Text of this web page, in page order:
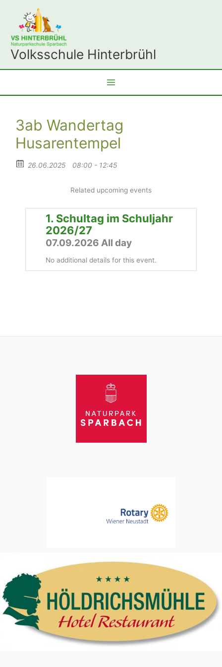
springen
Volksschule Hinterbrühl
3ab Wandertag
Husarentempel
26.06.2025 08:00 - 12:45
Related upcoming events
1. Schultag im Schuljahr
2026/27
07.09.2026 All day
No additional details for this event.